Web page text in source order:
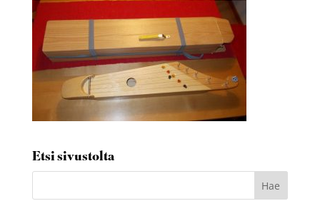
Etsi sivustolta